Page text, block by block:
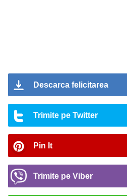
Descarca felicitarea
Trimite pe Twitter
Pin It
Trimite pe Viber